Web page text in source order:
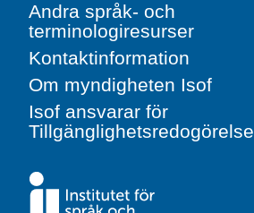
Andra språk- och
terminologiresurser
Kontaktinformation
Om myndigheten Isof
Isof ansvarar för
Tillgänglighetsredogörelse